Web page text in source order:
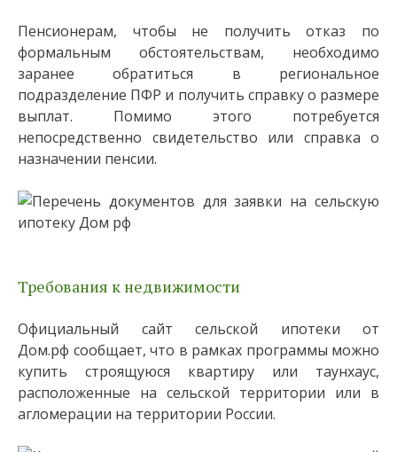
Пенсионерам, чтобы не получить отказ по
формальным обстоятельствам, необходимо
заранее обратиться в региональное
подразделение ПФР и получить справку о размере
выплат. Помимо этого потребуется
непосредственно свидетельство или справка о
назначении пенсии.
Требования к недвижимости
Официальный сайт сельской ипотеки от
Дом.рф сообщает, что в рамках программы можно
купить строящуюся квартиру или таунхаус,
расположенные на сельской территории или в
агломерации на территории России.